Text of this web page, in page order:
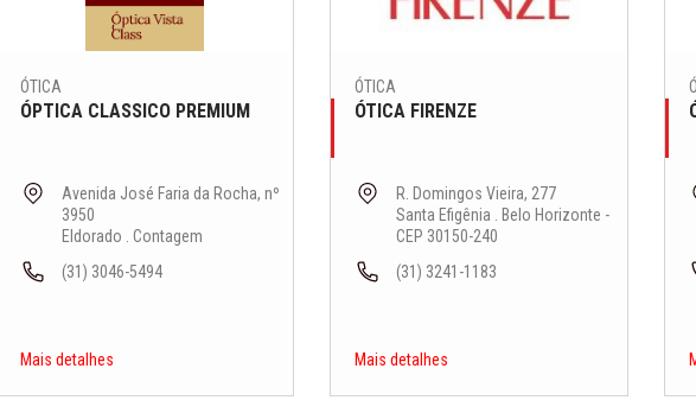
ÓTICA
ÓPTICA CLASSICO PREMIUM
Avenida José Faria da Rocha, nº
3950
Eldorado . Contagem
(31) 3046-5494
Mais detalhes
ÓTICA
ÓTICA FIRENZE
R. Domingos Vieira, 277
Santa Efigênia . Belo Horizonte -
CEP 30150-240
(31) 3241-1183
Mais detalhes